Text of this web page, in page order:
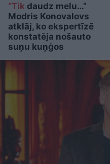
“Tik daudz melu…”
Modris Konovalovs
atklāj, ko ekspertīzē
konstatēja nošauto
suņu kuņģos